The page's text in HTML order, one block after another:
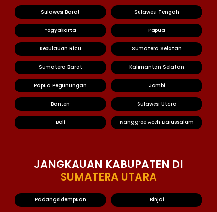
Sulawesi Barat Sulawesi Tengah
Yogyakarta Papua
Kepulauan Riau Sumatera Selatan
Sumatera Barat Kalimantan Selatan
Papua Pegunungan Jambi
Banten Sulawesi Utara
Bali Nanggroe Aceh Darussalam
JANGKAUAN KABUPATEN DI
SUMATERA UTARA
Padangsidempuan Binjai